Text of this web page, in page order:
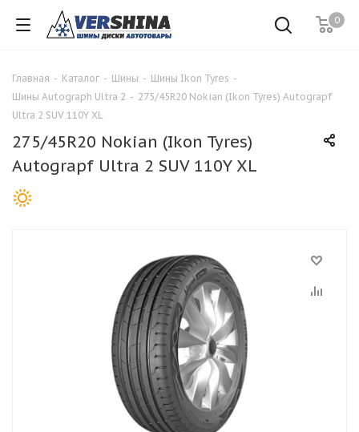
0
Главная - Каталог - Шины - Шины Ikon Tyres -
Шины Autograph Ultra 2 - 275/45R20 Nokian (Ikon Tyres) Autograpf
Ultra 2 SUV 110Y XL
275/45R20 Nokian (Ikon Tyres)
Autograpf Ultra 2 SUV 110Y XL